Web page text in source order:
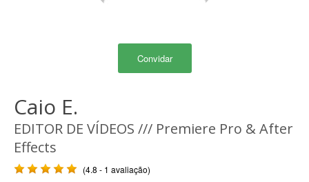
Convidar
Caio E.
EDITOR DE VÍDEOS /// Premiere Pro & After
Effects
(4.8 - 1 avaliação)